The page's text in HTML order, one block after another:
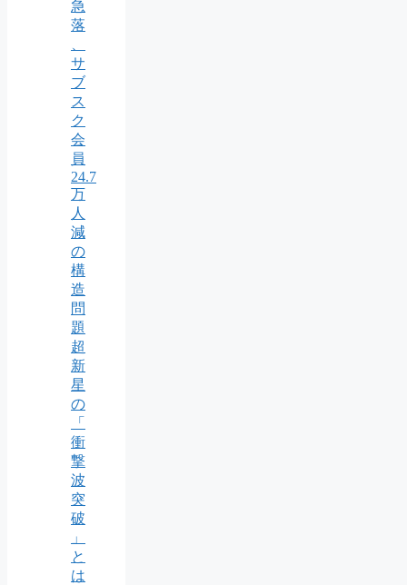
急
落
サ
ブ
ス
ク
会
員
24.7
万
人
減
の
構
造
問
題
超
新
星
の
「
衝
撃
波
突
破
」
と
は